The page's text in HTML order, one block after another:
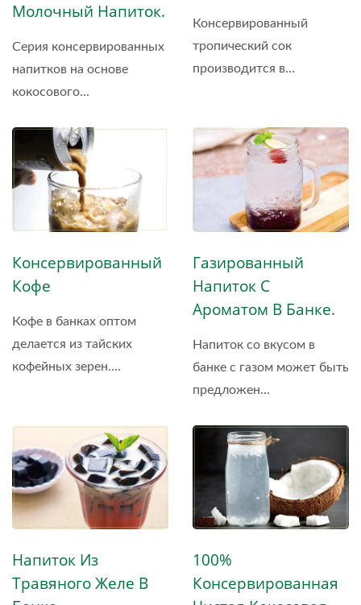
Молочный Напиток.
Серия консервированных
напитков на основе
кокосового...
Консервированный
тропический сок
производится в
Консервированный
Кофе
Кофе в банках оптом
делается из тайских
кофейных зерен....
Газированный
Напиток С
Ароматом В Банке.
Напиток со вкусом в
банке с газом может быть
предложен...
Напиток Из
Травяного Желе В
100%
Консервированная